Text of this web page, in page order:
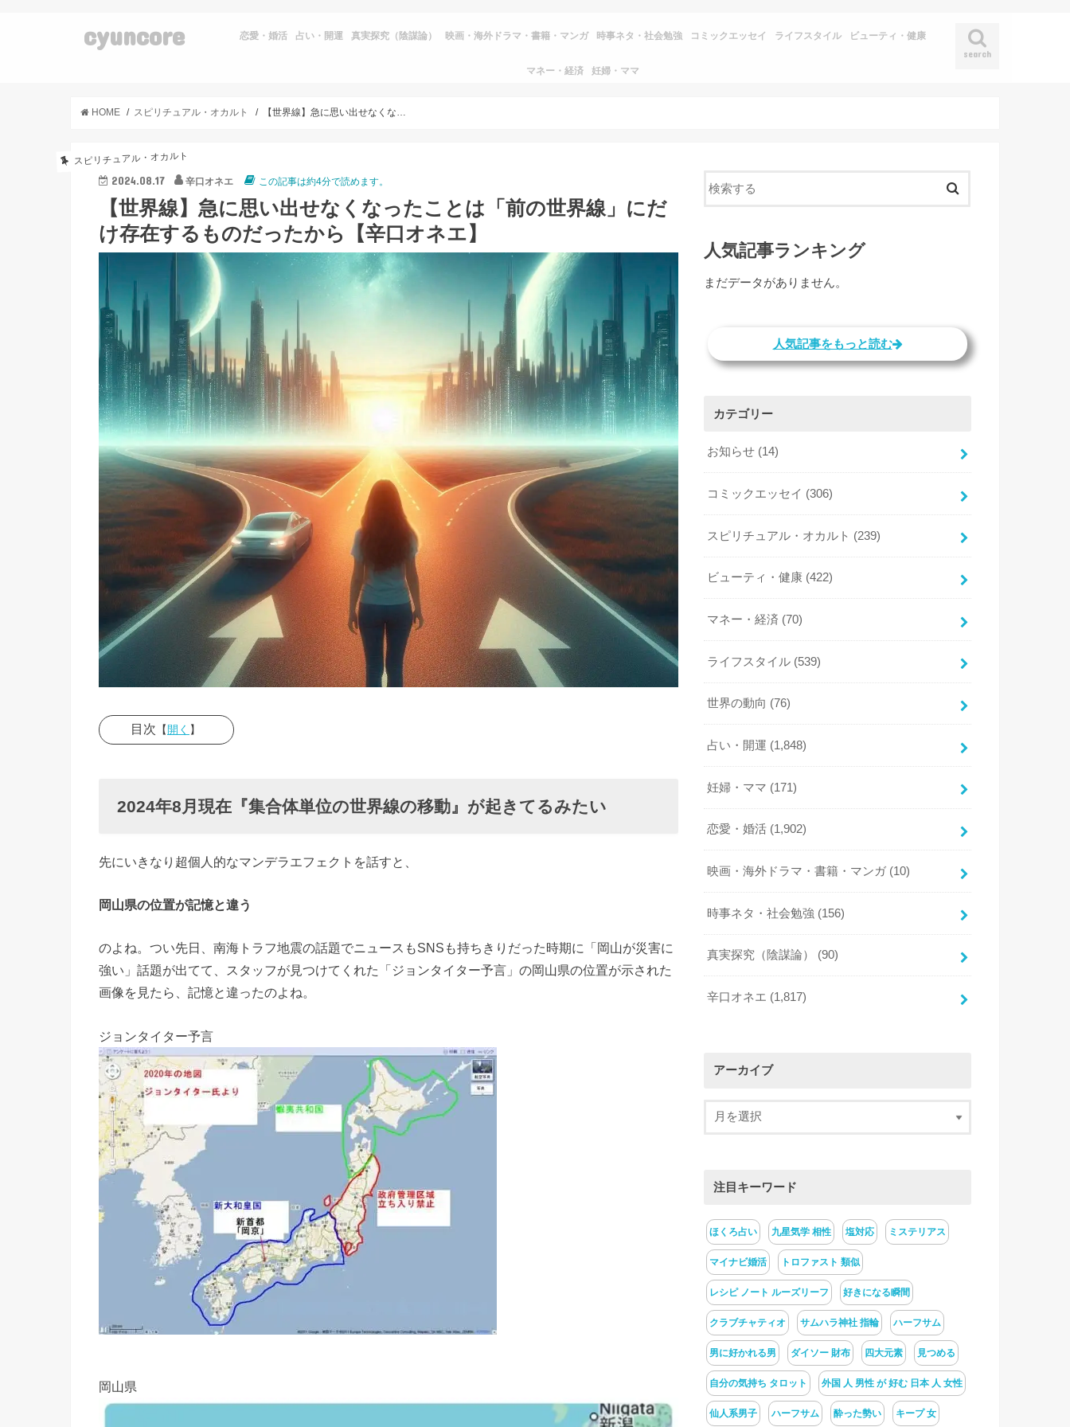
cyuncore
search
恋愛・婚活 占い・開運 真実探究（陰謀論） 映画・海外ドラマ・書籍・マンガ 時事ネタ・社会勉強 コミックエッセイ ライフスタイル ビューティ・健康
マネー・経済 妊婦・ママ
HOME スピリチュアル・オカルト
スピリチュアル・オカルト
2024.08.17 辛口オネエ この記事は約4分で読めます。
【世界線】急に思い出せなくなったことは「前の世界線」にだ
け存在するものだったから【辛口オネエ】
目次 【開く 】
『集合体
きてるみ
› 移動し
てきた
「現在の
に存在し
ないも
の・起き
出来事は
思い出せ
なくな
る！？
2024年8月現在『集合体単位の世界線の移動』が起きてるみたい
先にいきなり超個人的なマンデラエフェクトを話すと、
岡山県の位置が記憶と違う
のよね。つい先日、南海トラフ地震の話題でニュースもSNSも持ちきりだった時期に「岡山が災害に
強い」話題が出てて、スタッフが見つけてくれた「ジョンタイター予言」の岡山県の位置が示された
画像を見たら、記憶と違ったのよね。
ジョンタイター予言
岡山県
人気記事ランキング
まだデータがありません。
人気記事をもっと読む
カテゴリー
お知らせ (14)
コミックエッセイ (306)
スピリチュアル・オカルト (239)
ビューティ・健康 (422)
マネー・経済 (70)
ライフスタイル (539)
世界の動向 (76)
占い・開運 (1,848)
妊婦・ママ (171)
恋愛・婚活 (1,902)
映画・海外ドラマ・書籍・マンガ (10)
時事ネタ・社会勉強 (156)
真実探究（陰謀論） (90)
辛口オネエ (1,817)
アーカイブ
注目キーワード
ほくろ占い 九星気学 相性 塩対応 ミステリアス
マイナビ婚活 トロファスト 類似
レシピ ノート ルーズリーフ 好きになる瞬間
クラブチャティオ サムハラ神社 指輪 ハーフサム
男に好かれる男 ダイソー 財布 四大元素 見つめる
自分の気持ち タロット 外国 人 男性 が 好む 日本 人 女性
仙人系男子 ハーフサム 酔った勢い キープ 女